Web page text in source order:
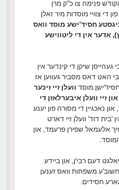
פנימה צו כ"ק מרן
די צוויי מוסדות מיר זאלן
חסיד'ישע מוסד וואס
אדער אין די ליטווישע
געהייסן שיקן די קינדער אין
האט דאס מסביר געווען אז
חסיד'ישן מוסד וועלן זיי זיכער
זיי וועלן איבערלאזן די
און נאכגיין די מסורה פון יענע
'בית דוד' וועלן זיי דארט
זיך אלעמאל שפירן פרעמד, און
דעם רבי'ן, און ביידע
חשוב'ע משפחות וואס זענען
חסידים.